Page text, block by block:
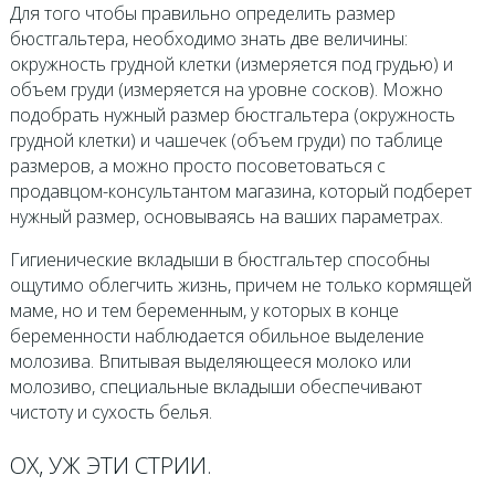
Для того чтобы правильно определить размер
бюстгальтера, необходимо знать две величины:
окружность грудной клетки (измеряется под грудью) и
объем груди (измеряется на уровне сосков). Можно
подобрать нужный размер бюстгальтера (окружность
грудной клетки) и чашечек (объем груди) по таблице
размеров, а можно просто посоветоваться с
продавцом-консультантом магазина, который подберет
нужный размер, основываясь на ваших параметрах.
Гигиенические вкладыши в бюстгальтер способны
ощутимо облегчить жизнь, причем не только кормящей
маме, но и тем беременным, у которых в конце
беременности наблюдается обильное выделение
молозива. Впитывая выделяющееся молоко или
молозиво, специальные вкладыши обеспечивают
чистоту и сухость белья.
ОХ, УЖ ЭТИ СТРИИ.